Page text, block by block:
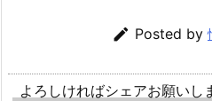
 Posted by
よろしければシェアお願いし